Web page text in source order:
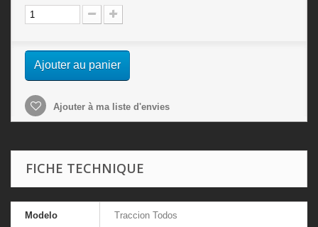
Ajouter au panier
Ajouter à ma liste d'envies
FICHE TECHNIQUE
Modelo Traccion Todos